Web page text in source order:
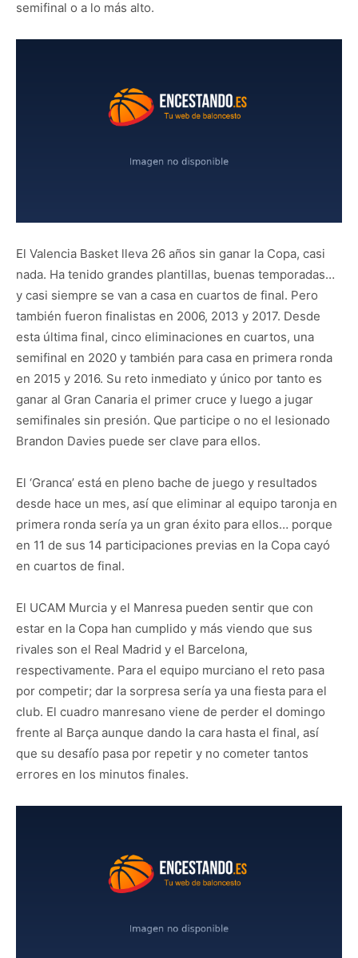
semifinal o a lo más alto.
El Valencia Basket lleva 26 años sin ganar la Copa, casi
nada. Ha tenido grandes plantillas, buenas temporadas…
y casi siempre se van a casa en cuartos de final. Pero
también fueron finalistas en 2006, 2013 y 2017. Desde
esta última final, cinco eliminaciones en cuartos, una
semifinal en 2020 y también para casa en primera ronda
en 2015 y 2016. Su reto inmediato y único por tanto es
ganar al Gran Canaria el primer cruce y luego a jugar
semifinales sin presión. Que participe o no el lesionado
Brandon Davies puede ser clave para ellos.
El ‘Granca’ está en pleno bache de juego y resultados
desde hace un mes, así que eliminar al equipo taronja en
primera ronda sería ya un gran éxito para ellos… porque
en 11 de sus 14 participaciones previas en la Copa cayó
en cuartos de final.
El UCAM Murcia y el Manresa pueden sentir que con
estar en la Copa han cumplido y más viendo que sus
rivales son el Real Madrid y el Barcelona,
respectivamente. Para el equipo murciano el reto pasa
por competir; dar la sorpresa sería ya una fiesta para el
club. El cuadro manresano viene de perder el domingo
frente al Barça aunque dando la cara hasta el final, así
que su desafío pasa por repetir y no cometer tantos
errores en los minutos finales.